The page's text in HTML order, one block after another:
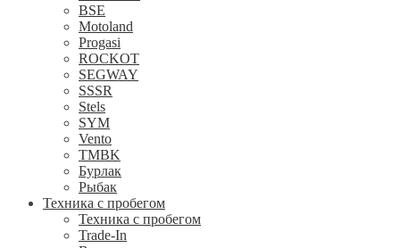
BSE
Motoland
Progasi
ROCKOT
SEGWAY
SSSR
Stels
SYM
Vento
TMBK
Бурлак
Рыбак
Техника с пробегом
Техника с пробегом
Trade-In